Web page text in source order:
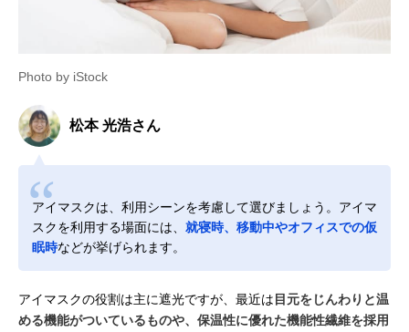
RLK38462
Amazonで見る
ジェル＆ツボアイ
マスク HCI-
Amazonで見る
Amazonで見る MYTREX Eye Air
シルクのような肌
ざわり
約67×9cm
Photo by iStock
松本 光浩さん
アイマスクは、利用シーンを考慮して選びましょう。アイマ
スクを利用する場面には、 就寝時、移動中やオフィスでの仮
眠時などが挙げられます。
アイマスクの役割は主に遮光ですが、最近は 目元をじんわりと温
める機能がついているものや、保温性に優れた機能性繊維を採用